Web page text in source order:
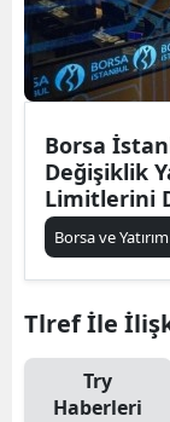
Borsa
Değişiklik
Limitlerini
Borsa ve Yatırım
Tlref İle
Try
Haberleri